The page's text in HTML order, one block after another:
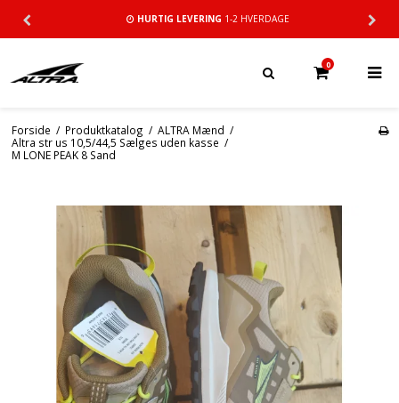
HURTIG LEVERING 1-2 HVERDAGE
0
Forside / Produktkatalog / ALTRA Mænd /
Altra str us 10,5/44,5 Sælges uden kasse /
M LONE PEAK 8 Sand